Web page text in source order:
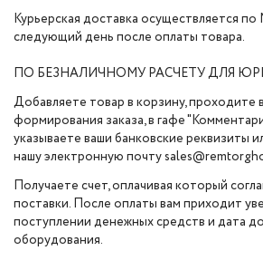
Курьерская доставка осуществляется по
следующий день после оплаты товара.
ПО БЕЗНАЛИЧНОМУ РАСЧЕТУ ДЛЯ
Добавляете товар в корзину, проходите
формирования заказа, в гафе
указываете ваши банковские реквизиты
нашу электронную почту
Получаете счет, оплачивая который
поставки. После оплаты вам приходит
поступлении денежных средств и дата
оборудования.